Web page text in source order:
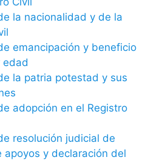
la nacionalidad y de la
emancipación y beneficio
edad
la patria potestad y sus
adopción en el Registro
resolución judicial de
apoyos y declaración del